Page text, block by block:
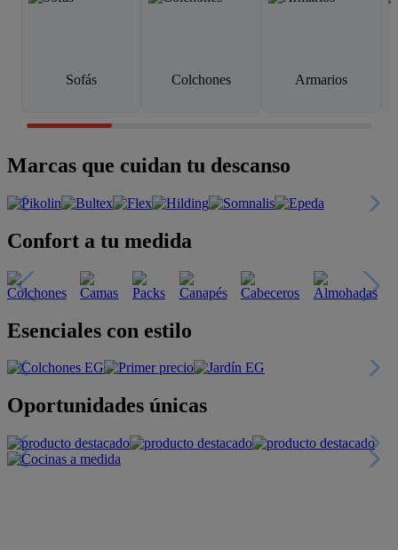
Sofás Colchones Armarios
Marcas que cuidan tu descanso
Confort a tu medida
Esenciales con estilo
Oportunidades únicas